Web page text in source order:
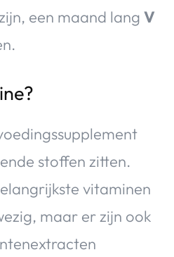
een maand lang V
stoffen zitten.
vitaminen
maar er zijn ook